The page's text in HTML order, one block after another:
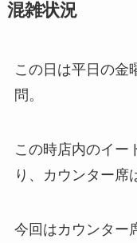
混雑状況
この日は平日の金
問。
この時店内のイー
り、カウンター席
今回はカウンター